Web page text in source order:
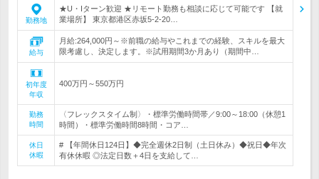
勤務地
★U・Iターン歓迎 ★リモート勤務も相談に応じて可能です 【就
業場所】 東京都港区赤坂5-2-20…
給与
月給:264,000円～※前職の給与やこれまでの経験、スキルを最大
限考慮し、決定します。※試用期間3か月あり（期間中…
初年度
年収
400万円～550万円
勤務
時間
〈フレックスタイム制〉・標準労働時間帯／9:00～18:00（休憩1
時間）・標準労働時間8時間・コア…
休日
休暇
# 【年間休日124日】◆完全週休2日制（土日休み）◆祝日◆年次
有休休暇 ◎法定日数＋4日を支給して…